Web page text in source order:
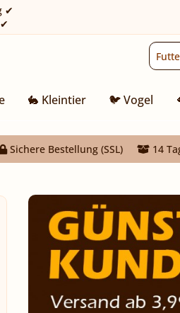
✔
🐇 Kleintier 🐦 Vogel
Sichere Bestellung (SSL) 14